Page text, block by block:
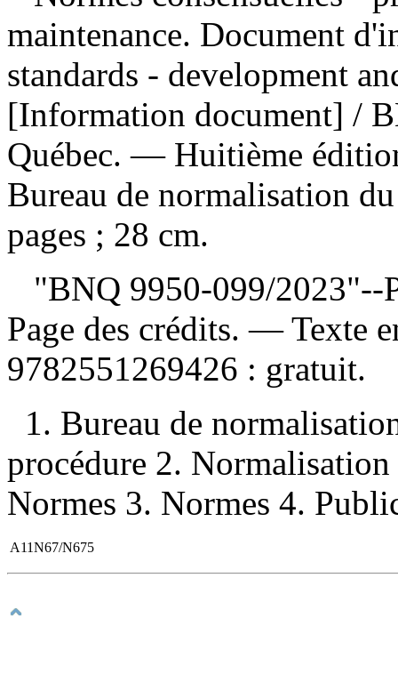
maintenance. Document
standards - development
[Information document] /
Québec. — Huitième
Bureau de normalisation
pages ; 28 cm.
"BNQ 9950-099/2023"--
Page des crédits. — Texte
9782551269426 : gratuit.
1. Bureau de
procédure 2.
Normes 3. Normes 4.
A11N67/N675